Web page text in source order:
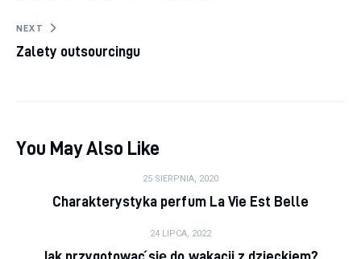
NEXT
Zalety outsourcingu
You May Also Like
25 SIERPNIA, 2020
Charakterystyka perfum La Vie Est Belle
24 LIPCA, 2022